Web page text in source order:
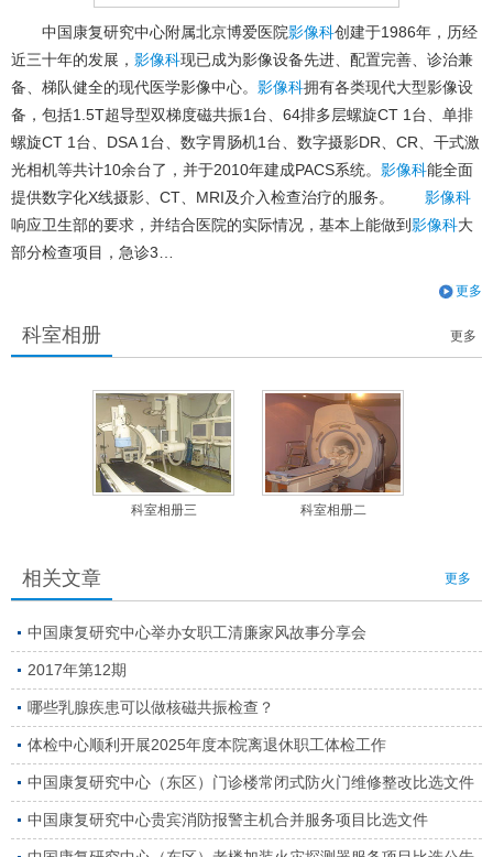
中国康复研究中心附属北京博爱医院影像科创建于1986年，历经
近三十年的发展， 影像科现已成为影像设备先进、配置完善、诊治兼
备、梯队健全的现代医学影像中心。 影像科拥有各类现代大型影像设
备，包括1.5T超导型双梯度磁共振1台、64排多层螺旋CT 1台、单排
螺旋CT 1台、DSA 1台、数字胃肠机1台、数字摄影DR、CR、干式激
光相机等共计10余台了，并于2010年建成PACS系统。 影像科能全面
提供数字化X线摄影、CT、MRI及介入检查治疗的服务。 影像科
响应卫生部的要求，并结合医院的实际情况，基本上能做到影像科大
部分检查项目，急诊3…
更多
科室相册 更多
科室相册三 科室相册二
更多
相关文章
中国康复研究中心举办女职工清廉家风故事分享会
2017年第12期
哪些乳腺疾患可以做核磁共振检查？
体检中心顺利开展2025年度本院离退休职工体检工作
中国康复研究中心（东区）门诊楼常闭式防火门维修整改比选文件
中国康复研究中心贵宾消防报警主机合并服务项目比选文件